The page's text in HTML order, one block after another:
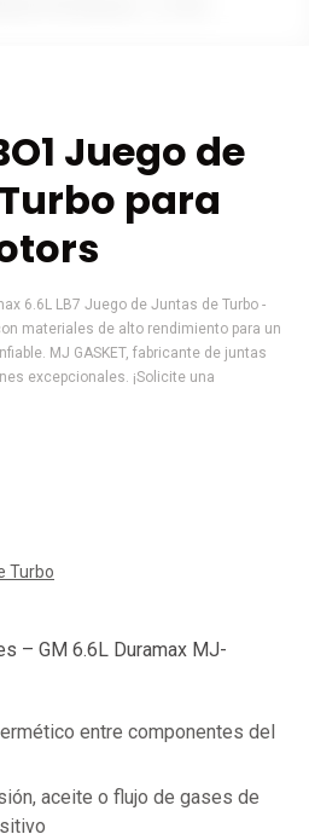
Juego de
para
6.6L LB7 Juego de Juntas de Turbo -
materiales de alto rendimiento para un
MJ GASKET, fabricante de juntas
excepcionales. ¡Solicite una
Turbo
– GM 6.6L Duramax MJ-
entre componentes del
aceite o flujo de gases de